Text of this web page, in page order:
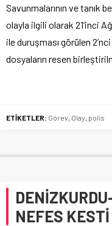
Savunmalarının ve tanık
olayla ilgili olarak 21’inci
ile duruşması görülen
dosyaların resen
ETİKETLER: Görev Olay polis
NEFES KESTİ